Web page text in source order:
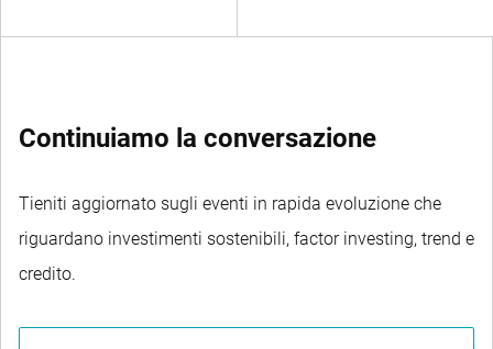
Continuiamo la conversazione
Tieniti aggiornato sugli eventi in rapida evoluzione che
riguardano investimenti sostenibili, factor investing, trend e
credito.